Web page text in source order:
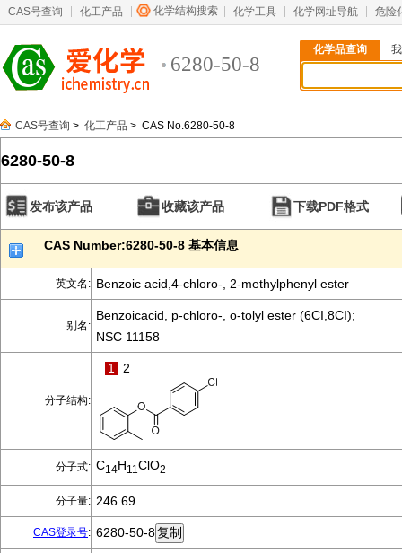
CAS号查询 化工产品 化学结构搜索 化学工具 化学网址导航 危险
6280-50-8
化学品查询
CAS号查询 > 化工产品 > CAS No.6280-50-8
6280-50-8
发布该产品 收藏该产品 下载PDF格式
CAS Number:6280-50-8 基本信息
英文名: Benzoic acid,4-chloro-, 2-methylphenyl ester
别名:
Benzoicacid, p-chloro-, o-tolyl ester (6CI,8CI);
NSC 11158
分子结构:
1 2
分子式: C14H11 ClO2
分子量: 246.69
CAS登录号: 6280-50-8